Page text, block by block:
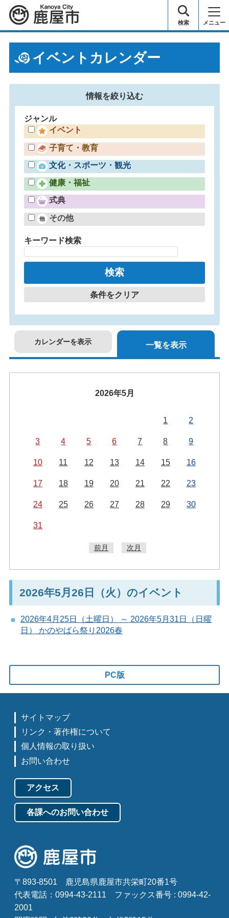
鹿屋市 検索 メニュー
イベントカレンダー
情報を絞り込む
ジャンル
イベント
子育て・教育
文化・スポーツ・観光
健康・福祉
式典
その他
キーワード検索
条件をクリア
カレンダーを表示 一覧を表示
2026年5月
1 2
3 4 5 6 7 8 9
10 11 12 13 14 15 16
17 18 19 20 21 22 23
24 25 26 27 28 29 30
31
前月 次月
2026年5月26日（火）のイベント
2026年4月25日（土曜日） ～ 2026年5月31日（日曜
日） かのやばら祭り2026春
PC版
サイトマップ
リンク・著作権について
個人情報の取り扱い
お問い合わせ
アクセス
各課へのお問い合わせ
〒893-8501
鹿児島県鹿屋市共栄町20番1号
代表電話：0994-43-2111
ファックス番号 : 0994-42-
2001